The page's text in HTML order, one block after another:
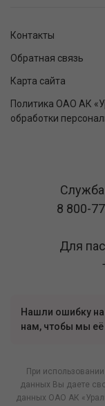
Контакты
Обратная связь
Карта сайта
Политика ОАО АК
обработки
8 800-
Для
Нашли ошибку
нам, чтобы мы её
При
данных Вы даете
данных ОАО АК